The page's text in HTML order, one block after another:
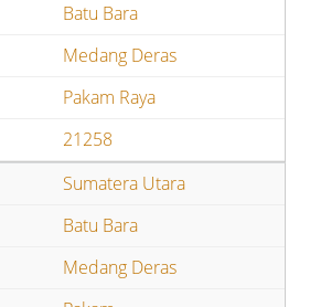
Batu Bara
Medang Deras
Pakam Raya
21258
Sumatera Utara
Batu Bara
Medang Deras